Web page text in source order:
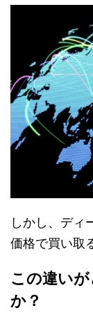
しかし、ディ
価格で買い取
この違い
か？